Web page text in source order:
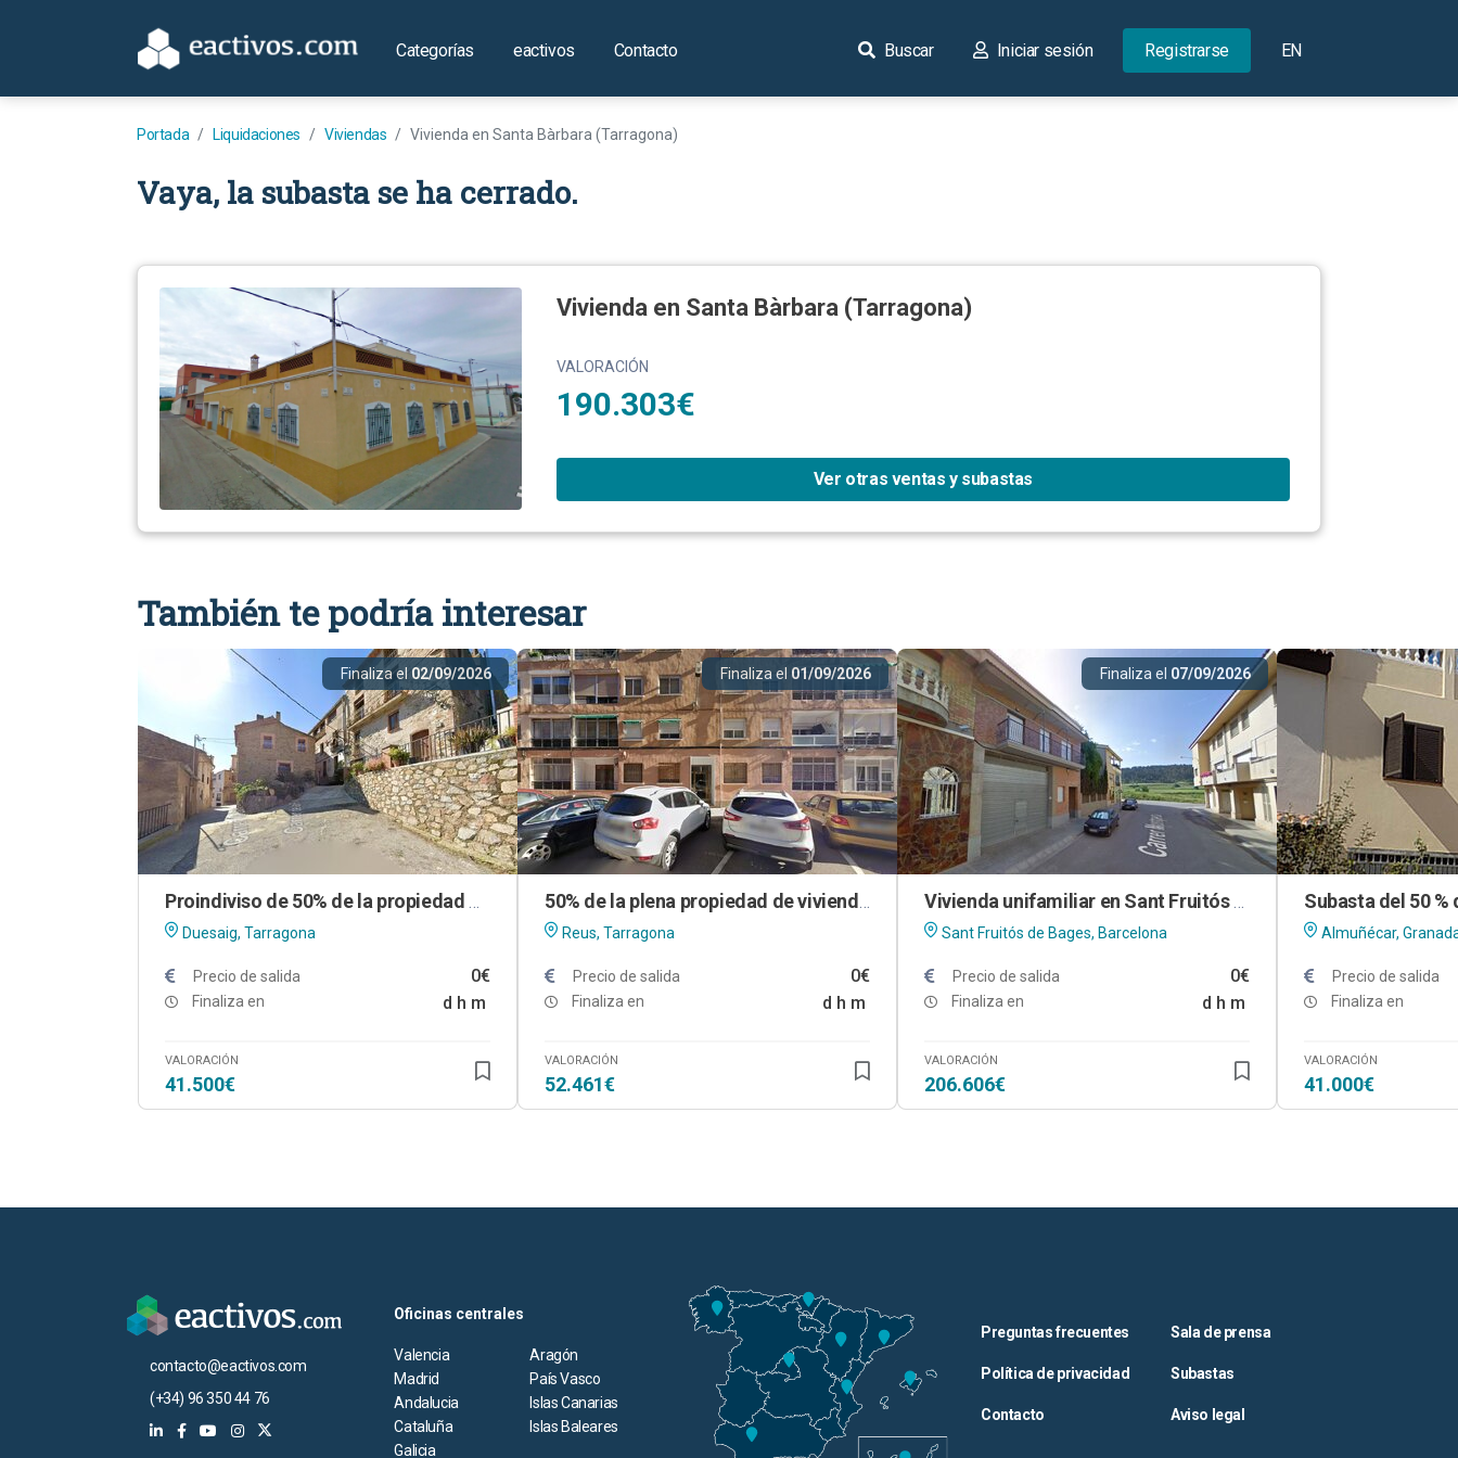
Categorías eactivos Contacto Buscar Iniciar sesión Registrarse EN
Portada Liquidaciones Viviendas Vivienda en Santa Bàrbara (Tarragona)
Vaya, la subasta se ha cerrado.
Vivienda en Santa Bàrbara (Tarragona)
VALORACIÓN
190.303€
Ver otras ventas y subastas
También te podría interesar
Finaliza el 02/09/2026
Duesaig, Tarragona
Precio de salida 0€
Finaliza en d h m
VALORACIÓN
41.500€
Finaliza el 01/09/2026
Reus, Tarragona
Precio de salida 0€
Finaliza en d h m
VALORACIÓN
52.461€
Finaliza el 07/09/2026
Sant Fruitós de Bages, Barcelona
Precio de salida 0€
Finaliza en d h m
VALORACIÓN
206.606€
Almuñécar,
Precio de salida
Finaliza en
VALORACIÓN
41.000€
contacto@eactivos.com
(+34) 96 350 44 76
Oficinas centrales
Valencia
Aragón
Madrid
País Vasco
Andalucia
Islas Canarias
Cataluña
Islas Baleares
Galicia
Preguntas frecuentes Sala de prensa
Política de privacidad Subastas
Contacto Aviso legal